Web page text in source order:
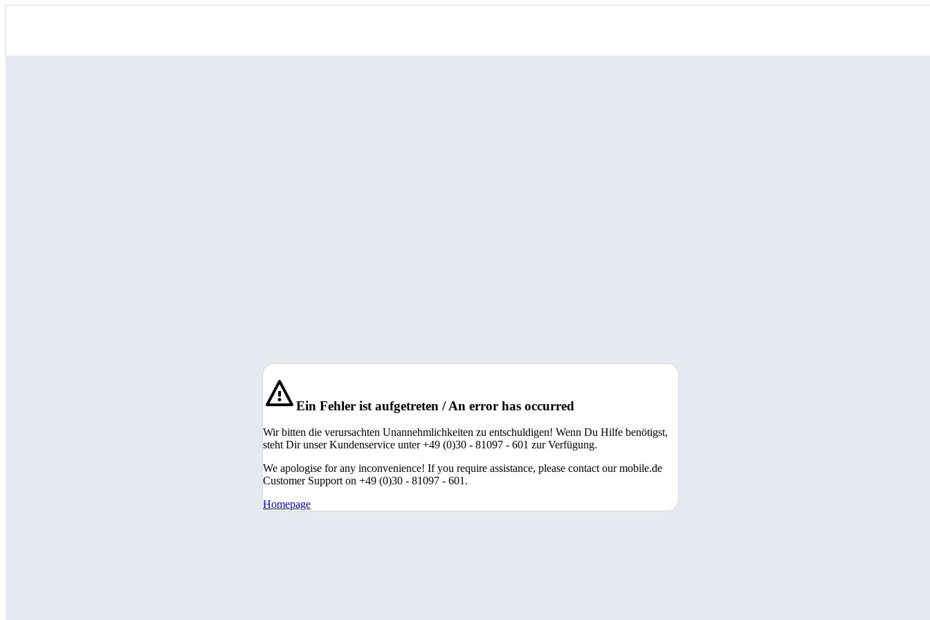
Ein Fehler ist aufgetreten / An error has occurred
Wir bitten die verursachten Unannehmlichkeiten zu entschuldigen! Wenn Du Hilfe benötigst,
steht Dir unser Kundenservice unter +49 (0)30 - 81097 - 601 zur Verfügung.
We apologise for any inconvenience! If you require assistance, please contact our mobile.de
Customer Support on +49 (0)30 - 81097 - 601.
Homepage